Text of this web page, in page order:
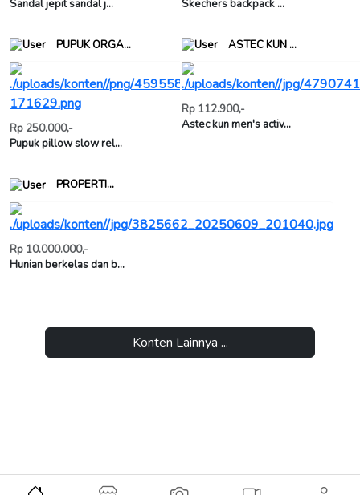
Sandal jepit sandal j...
Skechers backpack ...
PUPUK ORGA...
Rp 250.000,-
Pupuk pillow slow rel...
ASTEC KUN ...
Rp 112.900,-
Astec kun men's activ...
PROPERTI...
Rp 10.000.000,-
Hunian berkelas dan b...
Konten Lainnya ...